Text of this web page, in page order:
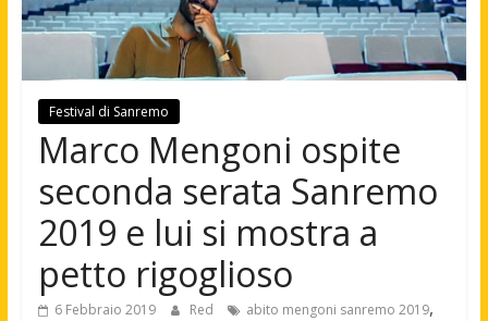
Festival di Sanremo
Marco Mengoni ospite
seconda serata Sanremo
2019 e lui si mostra a
petto rigoglioso
6 Febbraio 2019 Red abito mengoni sanremo 2019,